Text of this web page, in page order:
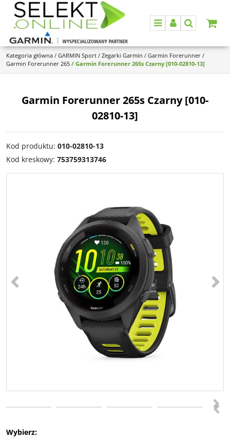
MenuPanelSzukaj
Kategoria główna / GARMIN Sport / Zegarki Garmin / Garmin Forerunner /
Garmin Forerunner 265 / Garmin Forerunner 265s Czarny [010-02810-13]
Garmin Forerunner 265s Czarny [010-
02810-13]
Kod produktu: 010-02810-13
Kod kreskowy: 753759313746
<
<
Wybierz: